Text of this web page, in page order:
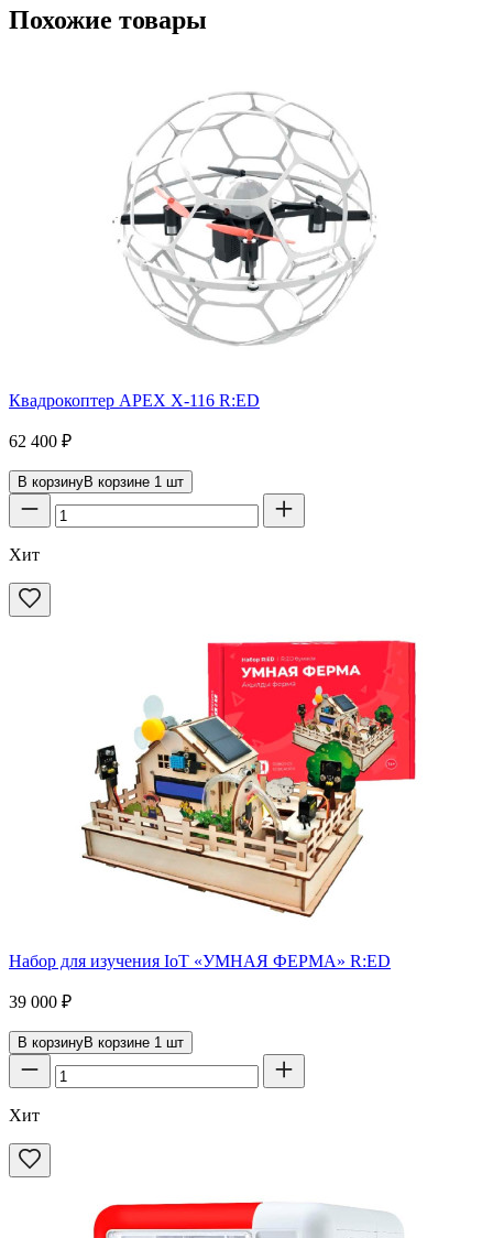
Похожие товары
Квадрокоптер APEX X-116 R:ED
62 400 ₽
В корзинуВ корзине 1 шт
Хит
Набор для изучения IoT «УМНАЯ ФЕРМА» R:ED
39 000 ₽
В корзинуВ корзине 1 шт
Хит